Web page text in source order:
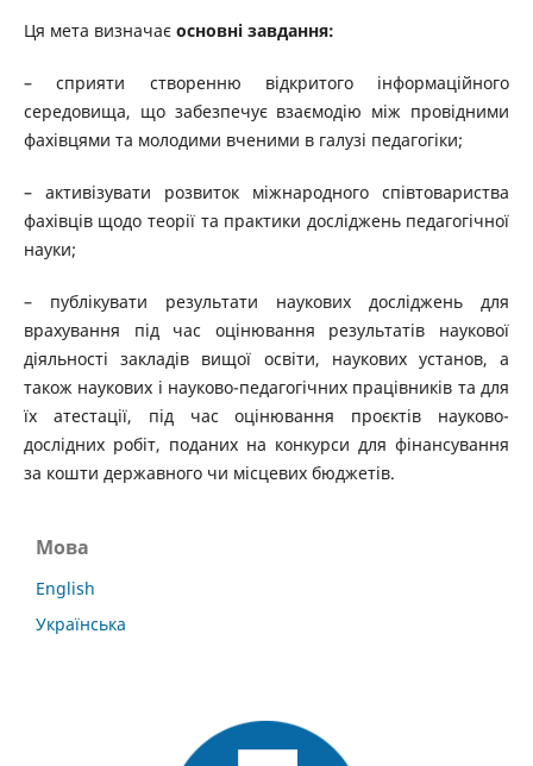
Ця мета визначає основні завдання:
– сприяти створенню відкритого інформаційного
середовища, що забезпечує взаємодію між провідними
фахівцями та молодими вченими в галузі педагогіки;
– активізувати розвиток міжнародного співтовариства
фахівців щодо теорії та практики досліджень педагогічної
науки;
– публікувати результати наукових досліджень для
врахування під час оцінювання результатів наукової
діяльності закладів вищої освіти, наукових установ, а
також наукових і науково-педагогічних працівників та для
їх атестації, під час оцінювання проєктів науково-
дослідних робіт, поданих на конкурси для фінансування
за кошти державного чи місцевих бюджетів.
Мова
English
Українська